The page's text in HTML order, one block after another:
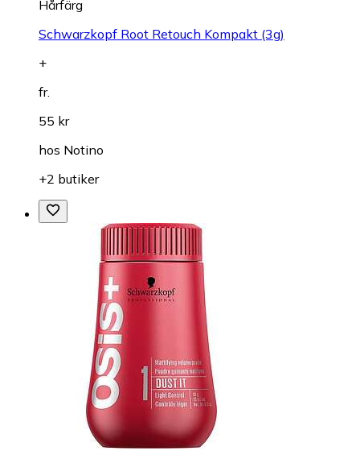
Hårfärg
Schwarzkopf Root Retouch Kompakt (3g)
+
fr.
55 kr
hos Notino
+2 butiker